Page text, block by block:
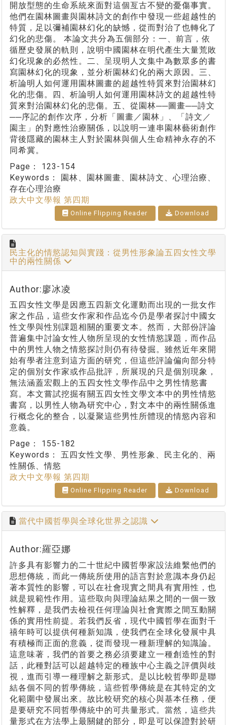
開放型態的生命系統來面對這個亙古不變的憂傷事實。
他們在園林圖畫與園林詩文的創作中發現一些超越性的
特質，足以彌補園林幻化的缺憾，從而對治了也轉化了
幻化的悲傷。 本論文共分為五個部分：一、前言，依
循歷史發展的軌則，說明中國園林在明代產生大量荒敗
幻化現象的必然性。二、呈現明人文集中為數眾多的書
寫園林幻化的現象，並分析園林幻化的兩大原因。三、
析論明人如何運用園林圖畫的超越性特質來對治園林幻
化的悲傷。四、析論明人如何運用園林詩文的超越性特
質來對治園林幻化的悲傷。五、從園林──圖畫──詩文
──序記的創作次序，分析「圖畫／園林」、「詩文／
園主」的對應性治療關係，以說明一連串園林藝術創作
背後隱藏的園林主人對於園林與個人生命精神永存的不
同希冀。
Page： 123-154
Keywords：
園林、園林圖畫、園林詩文、心理治療、
存在心理治療
政大中文學報 第四期
Online Flipping Reader Download
民主化的情慾認知與實踐：從男性形象論五四女性文學
中的兩性關係
Author:廖冰凌
五四女性文學是因應五四新文化運動而出現的一批女作
家之作品，這些女作家和作品迄今仍是學者探討中國女
性文學與性別課題相關的重要文本。然而，大部份評論
普遍集中討論女性人物所呈現的女性情慾課題，而作品
中的男性人物之情慾探討則仍有待發掘。雖然近年來開
始有學者注意到這方面的研究，但這些評論偏向部分特
定的個別女作家或作品批評，所展現的只是個別現象，
無法涵蓋宏觀上的五四女性文學作品中之男性情慾書
寫。本文嘗試挖掘有關五四女性文學文本中的男性情慾
書寫，以男性人物為研究中心，對文本中的兩性關係進
行概念化的整合，以凝聚這些男性所體現的情慾內容和
意義。
Page： 155-182
Keywords： 五四女性文學、男性形象、民主化的、兩
性關係、情慾
政大中文學報 第四期
Online Flipping Reader Download
當代中國哲學與全球化世界之認識
Author:羅亞娜
許多具有影響力的二十世紀中國哲學家設法維繫他們的
思想傳統，而此一傳統所使用的語言對於意識本身仍起
著本質性的影響，可以在社會現實之間具有實用性，也
就是規範性作用。這些取向與理論結果之間的一個一致
性解釋，是我們去檢視任何理論與社會實際之間互動關
係的實用性前提。若我們反省，現代中國哲學在面對千
禧年時可以提供何種新知識，使我們在全球化發展中具
有積極而正面的意義，從而發現一種新理解的知識論。
這意味著，我們的首要之務必須要建立一種創造性的對
話，此種對話可以超越特定的種族中心主義之評價與歧
視，進而引導一種理解之新形式。是以比較哲學即是聯
結各個不同的哲學傳統，這些哲學傳統是在其特定的文
化範圍中發展出來。故比較研究的核心與基本任務，便
是要研究不同哲學傳統中的可共量形式。當然，這些共
量形式在方法學上最關鍵的部分，即是可以保證對於研